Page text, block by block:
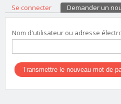
Onglets principaux
Se connecter Demander un
Nom d'utilisateur ou adresse